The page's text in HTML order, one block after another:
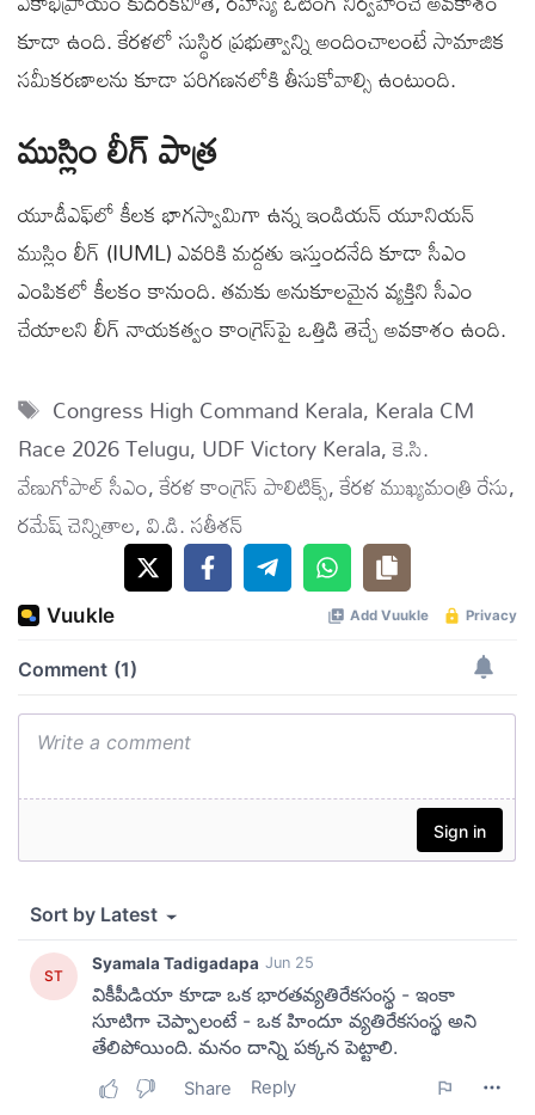
కూడా ఉంది. కేరళలో సుస్థిర ప్రభుత్వాన్ని అందించాలంటే సామాజిక
సమీకరణాలను కూడా పరిగణనలోకి తీసుకోవాల్సి ఉంటుంది.
ముస్లిం లీగ్ పాత్ర
యూడీఎఫ్‌లో కీలక భాగస్వామిగా ఉన్న ఇండియన్ యూనియన్
ముస్లిం లీగ్ (IUML) ఎవరికి మద్దతు ఇస్తుందనేది కూడా సీఎం
ఎంపికలో కీలకం కానుంది. తమకు అనుకూలమైన వ్యక్తిని సీఎం
చేయాలని లీగ్ నాయకత్వం కాంగ్రెస్‌పై ఒత్తిడి తెచ్చే అవకాశం ఉంది.
Tags
Congress High Command Kerala,Kerala CM
Race 2026 Telugu,UDF Victory Kerala,కె.సి.
వేణుగోపాల్ సీఎం,కేరళ కాంగ్రెస్ పాలిటిక్స్,కేరళ ముఖ్యమంత్రి రేసు,
రమేష్ చెన్నితాల,వి.డి. సతీశన్